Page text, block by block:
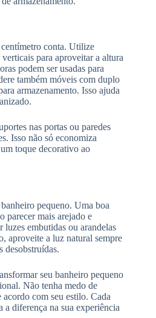
conta. Utilize
para aproveitar a altura
podem ser usadas para
também móveis com duplo
armazenamento. Isso ajuda
nas portas ou paredes
Isso não só economiza
toque decorativo ao
pequeno. Uma boa
parecer mais arejado e
embutidas ou arandelas
aproveite a luz natural sempre
desobstruídas.
seu banheiro pequeno
Não tenha medo de
com seu estilo. Cada
a diferença na sua experiência